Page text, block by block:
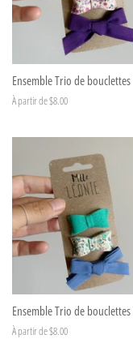
Ensemble Trio de
À partir de $8.00
Ensemble Trio de
À partir de $8.00